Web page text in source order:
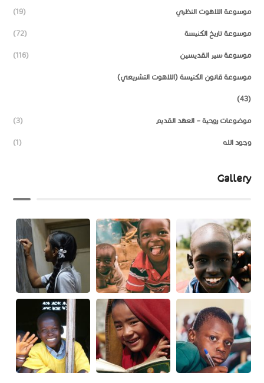
موسوعة اللاهوت النظري (19)
موسوعة تاريخ الكنيسة (72)
موسوعة سير القديسين (116)
موسوعة قانون الكنيسة (اللاهوت التشريعي)
(43)
موضوعات روحية – العهد القديم (3)
وجود الله (1)
Gallery